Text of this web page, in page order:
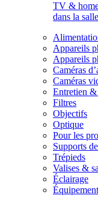
TV &
dans la
Appareils
Appareils
Caméras
Caméras
Entretien
Filtres
Objectifs
Optique
Pour les
Supports
Trépieds
Valises &
Éclairage